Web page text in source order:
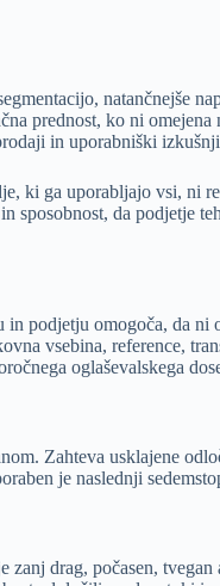
natančnejše
prednost, ko ni
in uporabniški
ki ga uporabljajo vsi, ni
sposobnost, da podjetje
podjetju omogoča, da
vsebina, reference,
oglaševalskega
Zahteva usklajene
je naslednji
drag, počasen,